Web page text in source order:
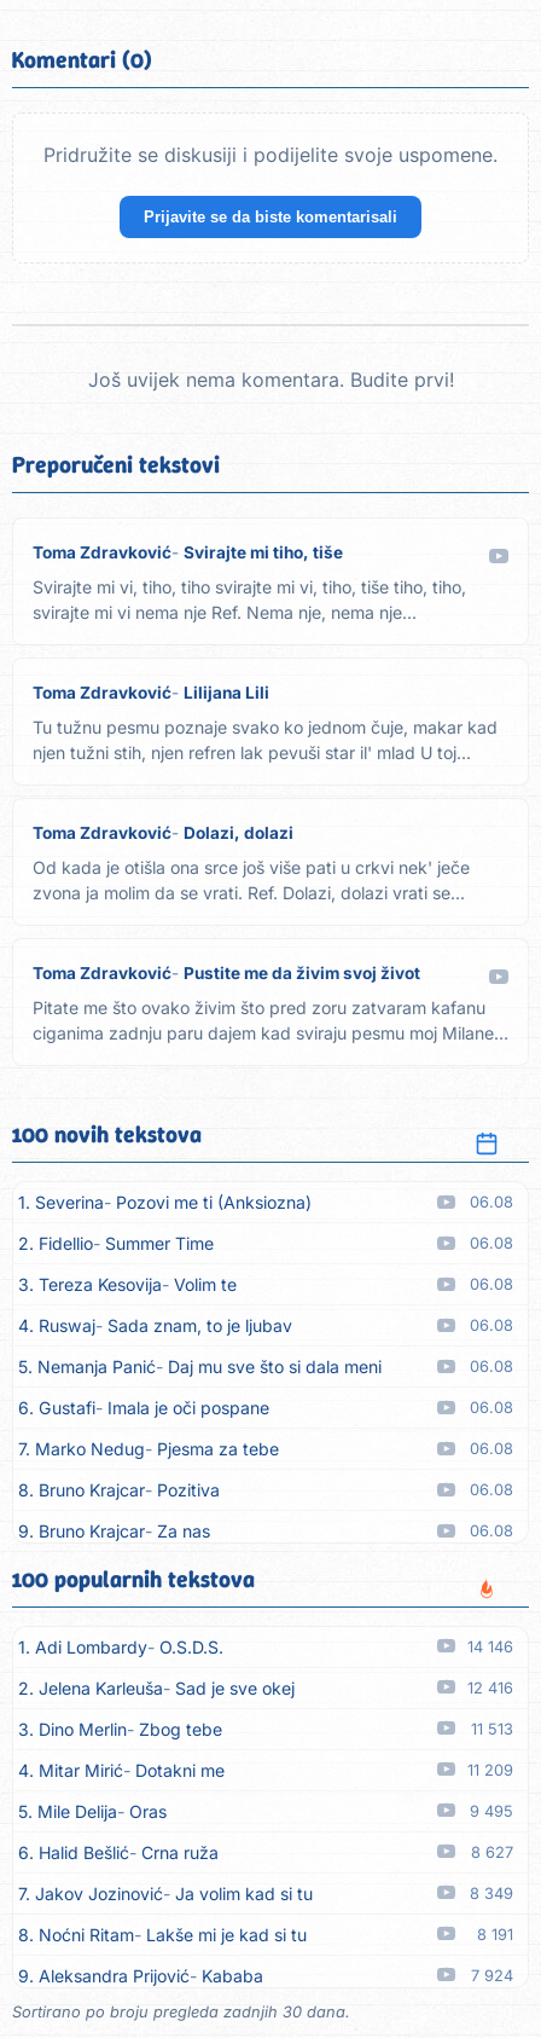
Komentari (0)
Pridružite se diskusiji i podijelite svoje uspomene.
Prijavite se da biste komentarisali
Još uvijek nema komentara. Budite prvi!
Preporučeni tekstovi
Toma Zdravković Svirajte mi tiho, tiše
Svirajte mi vi, tiho, tiho svirajte mi vi, tiho, tiše tiho, tiho,
svirajte mi vi nema nje Ref. Nema nje, nema nje...
Toma Zdravković Lilijana Lili
Tu tužnu pesmu poznaje svako ko jednom čuje, makar kad
njen tužni stih, njen refren lak pevuši star il' mlad U toj...
Toma Zdravković Dolazi, dolazi
Od kada je otišla ona srce još više pati u crkvi nek' ječe
zvona ja molim da se vrati. Ref. Dolazi, dolazi vrati se...
Toma Zdravković Pustite me da živim svoj život
Pitate me što ovako živim što pred zoru zatvaram kafanu
ciganima zadnju paru dajem kad sviraju pesmu moj Milane
100 novih tekstova
1. Severina Pozovi me ti (Anksiozna) 06.08
2. Fidellio Summer Time 06.08
3. Tereza Kesovija Volim te 06.08
4. Ruswaj Sada znam, to je ljubav 06.08
5. Nemanja Panić Daj mu sve što si dala meni 06.08
6. Gustafi Imala je oči pospane 06.08
7. Marko Nedug Pjesma za tebe 06.08
8. Bruno Krajcar Pozitiva 06.08
9. Bruno Krajcar Za nas 06.08
10. Tereza Kesovija Da li ću moći
11. Lidija Bačić Neka se vino toči (Nazdravlje) 06.08
12. Karin Kuljanić Nisi zavridel 06.08
13. Tamara Brusić Nigdi ni lipo ko doma 06.08
14. Tamara Brusić Biž´mo ća 06.08
15. Rusko Richie Bila si, bila 06.08
16. Rusko Richie Ti i ja 06.08
17. Azra Husarkić Ako treba 06.08
18. Azra Husarkić Ljubavnice 06.08
19. Azra Husarkić Zakon jačeg 06.08
20. Azra Husarkić Premalo 06.08
21. Azra Husarkić Omađijana
100 popularnih tekstova
1. Adi Lombardy O.S.D.S. 14 146
2. Jelena Karleuša Sad je sve okej 12 416
3. Dino Merlin Zbog tebe 11 513
4. Mitar Mirić Dotakni me 11 209
5. Mile Delija Oras 9 495
6. Halid Bešlić Crna ruža 8 627
7. Jakov Jozinović Ja volim kad si tu 8 349
8. Noćni Ritam Lakše mi je kad si tu 8 191
9. Aleksandra Prijović Kababa 7 924
10. Halid Bešlić Ljiljani
Sortirano po broju pregleda zadnjih 30 dana.